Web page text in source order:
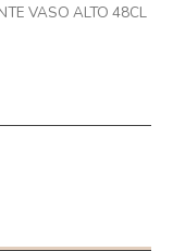
VASO ALTO 48CL